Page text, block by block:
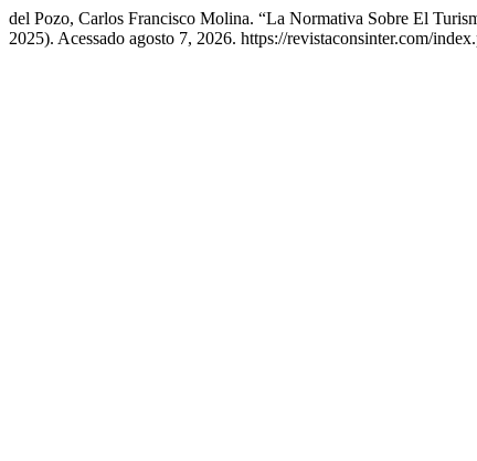
del Pozo, Carlos Francisco Molina. “La Normativa Sobre El
2025). Acessado agosto 7, 2026. https://revistaconsinter.com/